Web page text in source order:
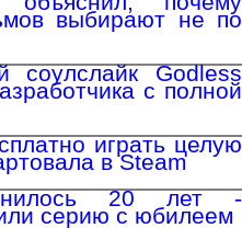
выбирают не по
соулслайк Godless
с полной
играть целую
в Steam
20 лет -
серию с юбилеем